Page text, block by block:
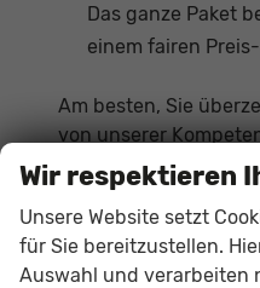
Das ganze Paket
einem fairen
Am besten, Sie
von unserer
Profitieren Sie von
Serviceleistung zu
Vertrauen Sie uns als
Wir respektieren
Unsere Website setzt
für Sie bereitzustellen.
Auswahl und verarbeiten